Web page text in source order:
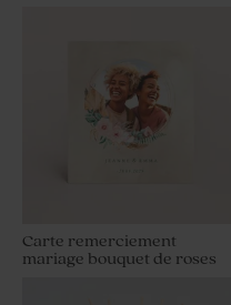
Carte remerciement
mariage bouquet de roses